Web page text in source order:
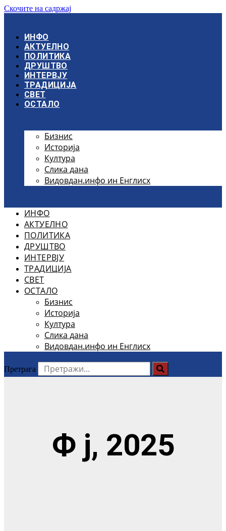
Скочите на садржај
ИНФО
АКТУЕЛНО
ПОЛИТИКА
ДРУШТВО
ИНТЕРВЈУ
ТРАДИЦИЈА
СВЕТ
ОСТАЛО
Бизнис
Историја
Култура
Слика дана
Видовдан.инфо ин Енглисх
ИНФО
АКТУЕЛНО
ПОЛИТИКА
ДРУШТВО
ИНТЕРВЈУ
ТРАДИЦИЈА
СВЕТ
ОСТАЛО
Бизнис
Историја
Култура
Слика дана
Видовдан.инфо ин Енглисх
Претрага
Ф ј, 2025